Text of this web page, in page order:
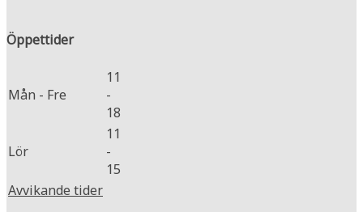
Öppettider
Mån - Fre
11
-
18
Lör
11
-
15
Avvikande tider